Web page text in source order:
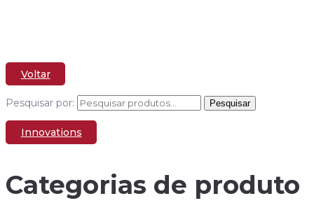
(POSIÇÃO DE
CUBA DIREITA,
ESQUERDA OU
CENTRO)
Voltar
Pesquisar por: Pesquisar
Innovations
Categorias de produto